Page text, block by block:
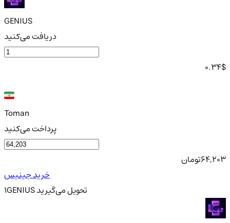
GENIUS
دریافت می‌کنید
0.34$
Toman
پرداخت می‌کنید
64,203تومان
خرید جینیس
1GENIUS تحویلمی‌گیرید